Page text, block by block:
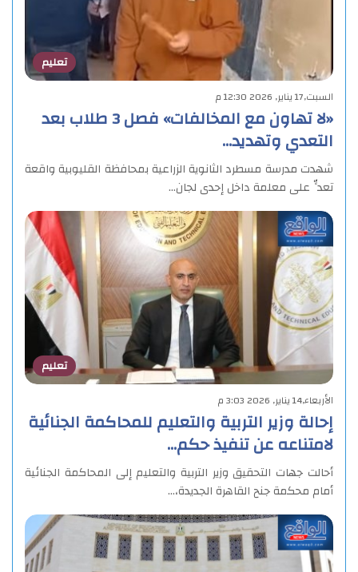
تعليم
السبت,17 يناير, 2026 12:30 م
«لا تهاون مع المخالفات» فصل 3 طلاب بعد
التعدي وتهديد…
شهدت مدرسة مسطرد الثانوية الزراعية بمحافظة القليوبية واقعة
تعدٍّ على معلمة داخل إحدى لجان…
تعليم
الأربعاء,14 يناير, 2026 3:03 م
إحالة وزير التربية والتعليم للمحاكمة الجنائية
لامتناعه عن تنفيذ حكم…
أحالت جهات التحقيق وزير التربية والتعليم إلى المحاكمة الجنائية
أمام محكمة جنح القاهرة الجديدة،…